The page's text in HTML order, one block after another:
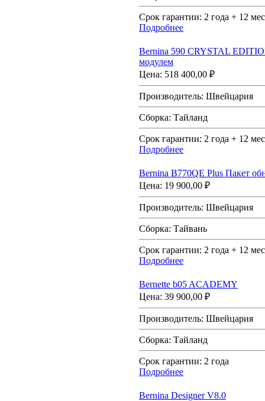
Срок гарантии: 2 года + 12 мес
Подробнее
Bernina 590 CRYSTAL
модулем
Цена: 518 400,00 ₽
Производитель: Швейцария
Сборка: Тайланд
Срок гарантии: 2 года + 12 мес
Подробнее
Bernina В770QE Plus Пакет
Цена: 19 900,00 ₽
Производитель: Швейцария
Сборка: Тайвань
Срок гарантии: 2 года + 12 мес
Подробнее
Bernette b05 ACADEMY
Цена: 39 900,00 ₽
Производитель: Швейцария
Сборка: Тайланд
Срок гарантии: 2 года
Подробнее
Bernina Designer V8.0